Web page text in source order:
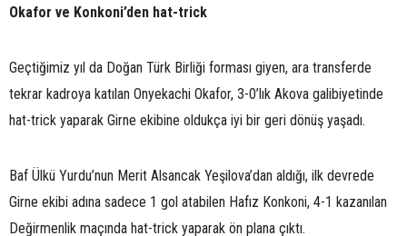
Okafor ve Konkoni’den hat-trick
Geçtiğimiz yıl da Doğan Türk Birliği forması giyen, ara transferde
tekrar kadroya katılan Onyekachi Okafor, 3-0’lık Akova galibiyetinde
hat-trick yaparak Girne ekibine oldukça iyi bir geri dönüş yaşadı.
Baf Ülkü Yurdu’nun Merit Alsancak Yeşilova’dan aldığı, ilk devrede
Girne ekibi adına sadece 1 gol atabilen Hafız Konkoni, 4-1 kazanılan
Değirmenlik maçında hat-trick yaparak ön plana çıktı.